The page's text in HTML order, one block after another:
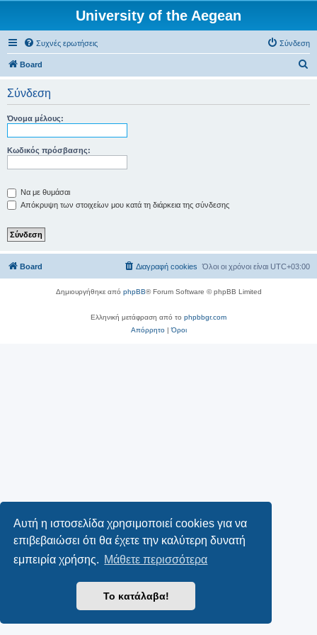
Αυτή η ιστοσελίδα χρησιμοποιεί cookies για να
επιβεβαιώσει ότι θα έχετε την καλύτερη δυνατή
εμπειρία χρήσης. Μάθετε περισσότερα
Το κατάλαβα!
University of the Aegean
Συχνές ερωτήσεις Σύνδεση
Board
Σύνδεση
Όνομα μέλους:
Κωδικός πρόσβασης:
Να με θυμάσαι
Απόκρυψη των στοιχείων μου κατά τη διάρκεια της σύνδεσης
Board Όλοι οι χρόνοι είναι UTC+03:00
Διαγραφή cookies
Δημιουργήθηκε από phpBB® Forum Software © phpBB Limited
Ελληνική μετάφραση από το phpbbgr.com
Απόρρητο|Όροι